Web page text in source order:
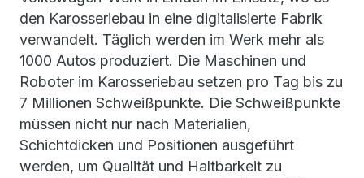
den Karosseriebau in eine digitalisierte Fabrik
verwandelt. Täglich werden im Werk mehr als
1000 Autos produziert. Die Maschinen und
Roboter im Karosseriebau setzen pro Tag bis zu
7 Millionen Schweißpunkte. Die Schweißpunkte
müssen nicht nur nach Materialien,
Schichtdicken und Positionen ausgeführt
werden, um Qualität und Haltbarkeit zu